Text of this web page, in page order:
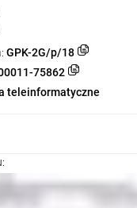
GPK-2G/p/18
75862
teleinformatyczne